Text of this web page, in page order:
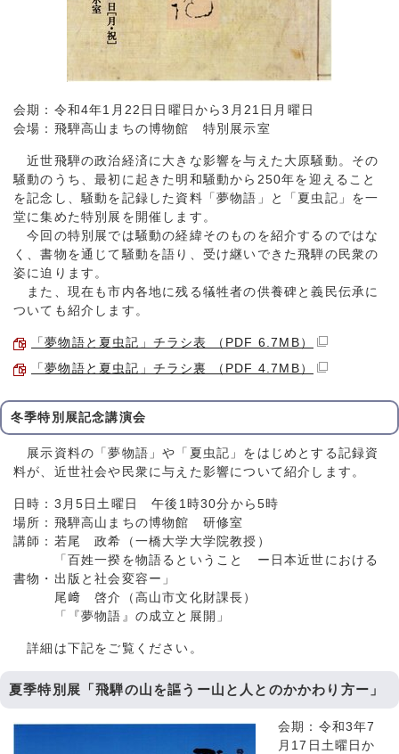
会期：令和4年1月22日日曜日から3月21日月曜日
会場：飛騨高山まちの博物館 特別展示室
近世飛騨の政治経済に大きな影響を与えた大原騒動。その
騒動のうち、最初に起きた明和騒動から250年を迎えること
を記念し、騒動を記録した資料「夢物語」と「夏虫記」を一
堂に集めた特別展を開催します。
今回の特別展では騒動の経緯そのものを紹介するのではな
く、書物を通じて騒動を語り、受け継いできた飛騨の民衆の
姿に迫ります。
また、現在も市内各地に残る犠牲者の供養碑と義民伝承に
ついても紹介します。
「夢物語と夏虫記」チラシ表 （PDF 6.7MB）
「夢物語と夏虫記」チラシ裏 （PDF 4.7MB）
冬季特別展記念講演会
展示資料の「夢物語」や「夏虫記」をはじめとする記録資
料が、近世社会や民衆に与えた影響について紹介します。
日時：3月5日土曜日 午後1時30分から5時
場所：飛騨高山まちの博物館 研修室
講師：若尾 政希（一橋大学大学院教授）
「百姓一揆を物語るということ ー日本近世における
書物・出版と社会変容ー」
尾﨑 啓介（高山市文化財課長）
「『夢物語』の成立と展開」
詳細は下記をご覧ください。
夏季特別展「飛騨の山を謳うー山と人とのかかわり方ー」
会期：令和3年7
月17日土曜日か